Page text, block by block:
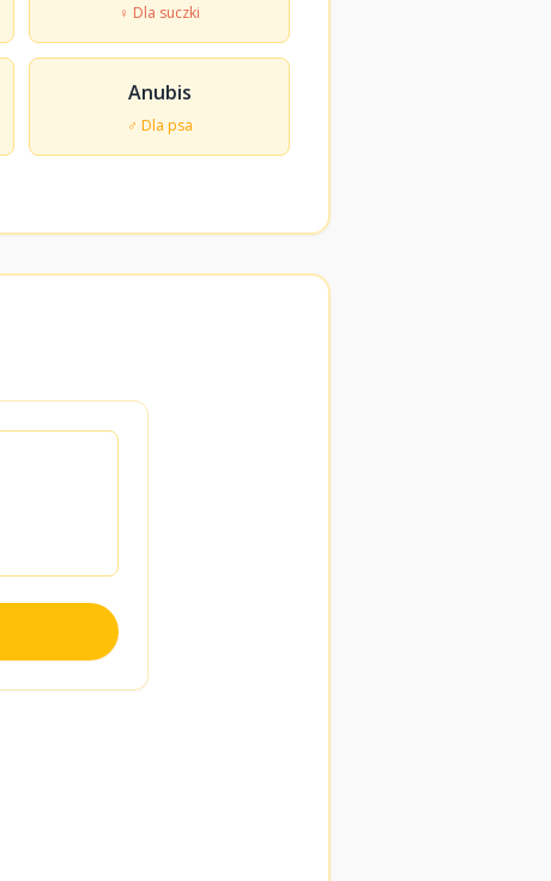
♀ Dla suczki
Anubis
♂ Dla psa